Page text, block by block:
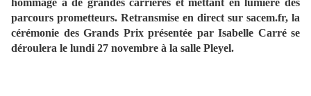
hommage à de grandes carrières et mettant en lumière des
parcours prometteurs. Retransmise en direct sur sacem.fr, la
cérémonie des Grands Prix présentée par Isabelle Carré se
déroulera le lundi 27 novembre à la salle Pleyel.